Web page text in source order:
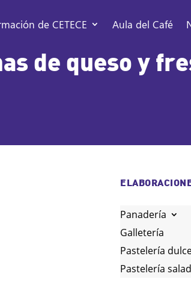
de CETECE Aula del Café
de queso y
Panadería
Galletería
Pastelería
Pastelería